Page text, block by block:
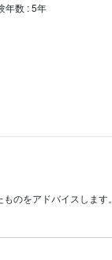
年数 :5年
のをアドバイスします。